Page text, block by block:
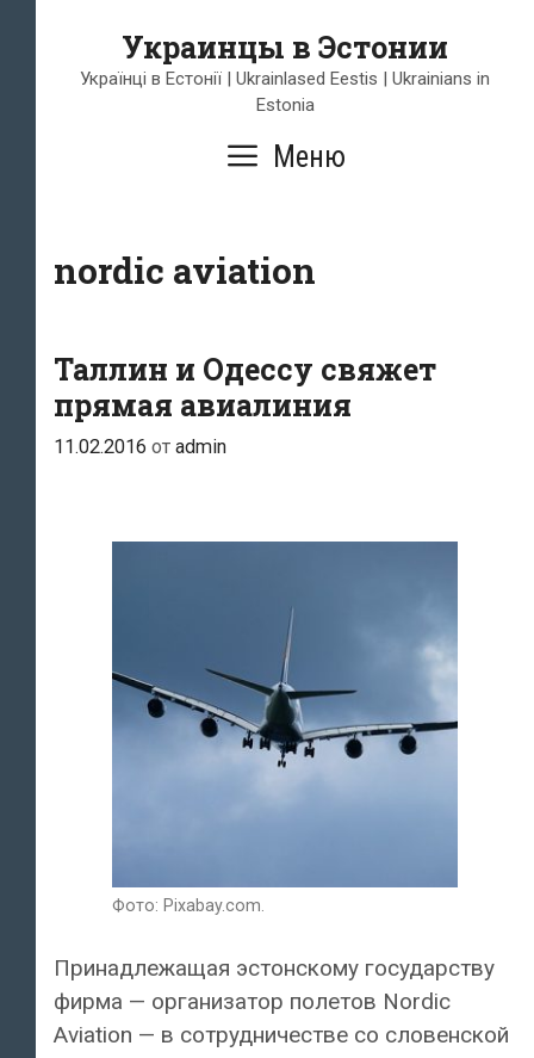
содержимому
Украинцы в Эстонии
Українці в Естонії | Ukrainlased Eestis | Ukrainians in
Estonia
Меню
nordic aviation
Таллин и Одессу свяжет
прямая авиалиния
11.02.2016 от admin
Фото: Pixabay.com.
Принадлежащая эстонскому государству
фирма — организатор полетов Nordic
Aviation — в сотрудничестве со словенской